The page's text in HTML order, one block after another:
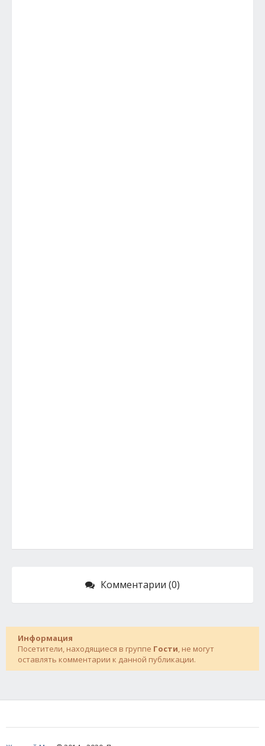
Комментарии (0)
Информация
Посетители, находящиеся в группе Гости , не могут
оставлять комментарии к данной публикации.